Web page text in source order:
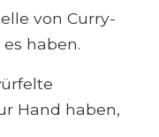
von Curry-
haben.
Hand haben,